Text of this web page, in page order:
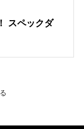
スペックダ